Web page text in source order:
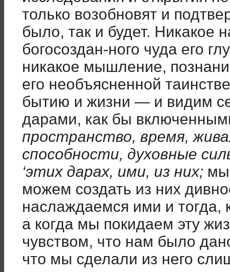
только возобновят и
было, так и будет. Никакое
богосоздан-ного чуда его
никакое мышление,
его необъясненной
бытию и жизни — и видим
дарами, как бы
пространство, время,
способности, духовные
‘этих дарах, ими, из них;
можем создать из них
наслаждаемся ими и тогда,
а когда мы покидаем эту
чувством, что нам было
что мы сделали из него